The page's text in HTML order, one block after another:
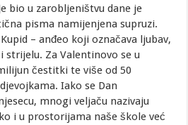
bio u zarobljeništvu dane je
pisma namijenjena supruzi.
– anđeo koji označava ljubav,
strijelu. Za Valentinovo se u
čestitki te više od 50
Iako se Dan
mnogi veljaču nazivaju
i u prostorijama naše škole već